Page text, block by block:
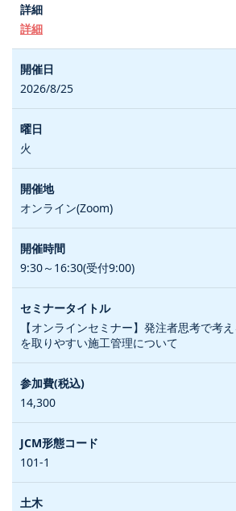
詳細
2026/8/25
火
オンライン(Zoom)
9:30～16:30(受付9:00)
【オンラインセミナー】発注者思考で考
を取りやすい施工管理について
14,300
101-1